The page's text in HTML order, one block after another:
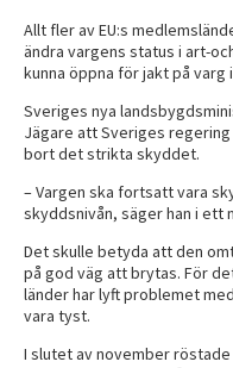
Allt fler av EU:s
ändra vargens status i art-
kunna öppna för jakt på varg i
Sveriges nya
Jägare att Sveriges
bort det strikta skyddet.
– Vargen ska fortsatt vara
skyddsnivån, säger han i ett
Det skulle betyda att den
på god väg att brytas. För
länder har lyft problemet
vara tyst.
I slutet av november